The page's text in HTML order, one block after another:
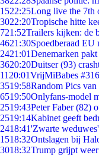
1522:25Long live the 7th
3022:20Tropische hitte
721:52Trailers kijken: de
4621:30Spoedberaad EU
2421:01Denemarken
3620:20Duitser (93)
11 20:01VrijMiBabes
3519:58Random Pics
6519:50Onlyfans-model
2519:43Peter Faber (82)
2519:14Kabinet geeft
2418:41'Zwarte
1518:32Ontslagen bij
3018:32Trump grijpt